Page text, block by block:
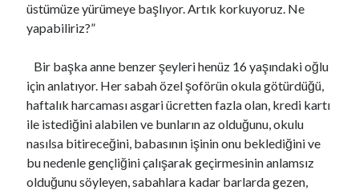
üstümüze yürümeye başlıyor. Artık korkuyoruz. Ne
yapabiliriz?”
Bir başka anne benzer şeyleri henüz 16 yaşındaki oğlu
için anlatıyor. Her sabah özel şoförün okula götürdüğü,
haftalık harcaması asgari ücretten fazla olan, kredi kartı
ile istediğini alabilen ve bunların az olduğunu, okulu
nasılsa bitireceğini, babasının işinin onu beklediğini ve
bu nedenle gençliğini çalışarak geçirmesinin anlamsız
olduğunu söyleyen, sabahlara kadar barlarda gezen,